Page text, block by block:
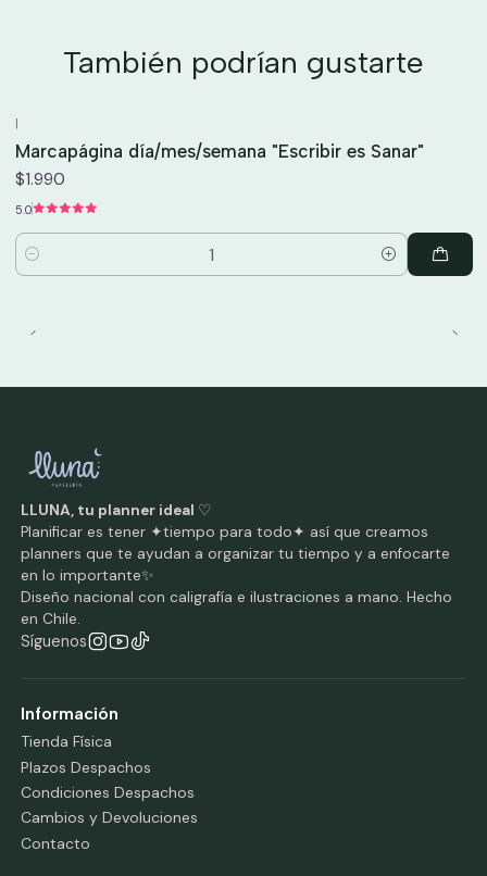
También podrían gustarte
|
Marcapágina día/mes/semana "Escribir es Sanar"
$1.990
5.0
Cantidad
LLUNA, tu planner ideal ♡
Planificar es tener ✦tiempo para todo✦ así que creamos
planners que te ayudan a organizar tu tiempo y a enfocarte
en lo importante✨
Diseño nacional con caligrafía e ilustraciones a mano. Hecho
en Chile.
Síguenos
Información
Tienda Física
Plazos Despachos
Condiciones Despachos
Cambios y Devoluciones
Contacto